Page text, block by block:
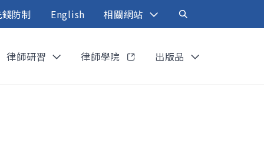
防制 English 相關網站
律師研習 律師學院 出版品